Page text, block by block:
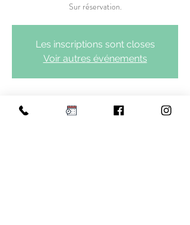
Sur réservation.
Les inscriptions sont closes
Voir autres événements
Heure et lieu